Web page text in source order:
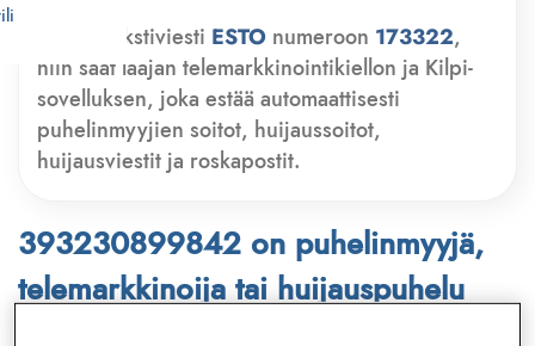
Lähetä tekstiviesti ESTO numeroon 173322,
niin saat laajan telemarkkinointikiellon ja Kilpi-
sovelluksen, joka estää automaattisesti
puhelinmyyjien soitot, huijaussoitot,
huijausviestit ja roskapostit.
393230899842 on puhelinmyyjä,
telemarkkinoija tai huijauspuhelu